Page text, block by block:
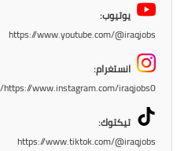
يوتيوب:
https://www.youtube.com/@iraqjobs
انستغرام:
https://www.instagram.com/iraqjobs0/
تيكتوك:
https://www.tiktok.com/@iraqjobs